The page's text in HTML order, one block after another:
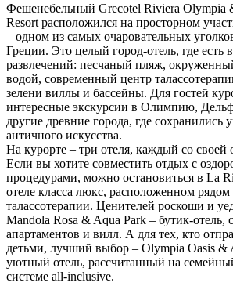
Фешенебельный Grecotel Riviera Olympia
Resort расположился на просторном
– одном из самых очаровательных
Греции. Это целый город-отель, где есть
развлечений: песчаный пляж,
водой, современный центр
зелени виллы и бассейны. Для гостей
интересные экскурсии в Олимпию,
другие древние города, где
античного искусства.
На курорте – три отеля, каждый со своей
Если вы хотите совместить отдых с
процедурами, можно остановиться в La
отеле класса люкс, расположенном
талассотерапии. Ценителей роскоши и
Mandola Rosa & Aqua Park – бутик-отель,
апартаментов и вилл. А для тех, кто
детьми, лучший выбор – Olympia Oasis &
уютный отель, рассчитанный на
системе all-inclusive.